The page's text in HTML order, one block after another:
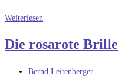
Weiterlesen
–
Die rosarote Brille
Beitrags-
Bernd Leitenberger